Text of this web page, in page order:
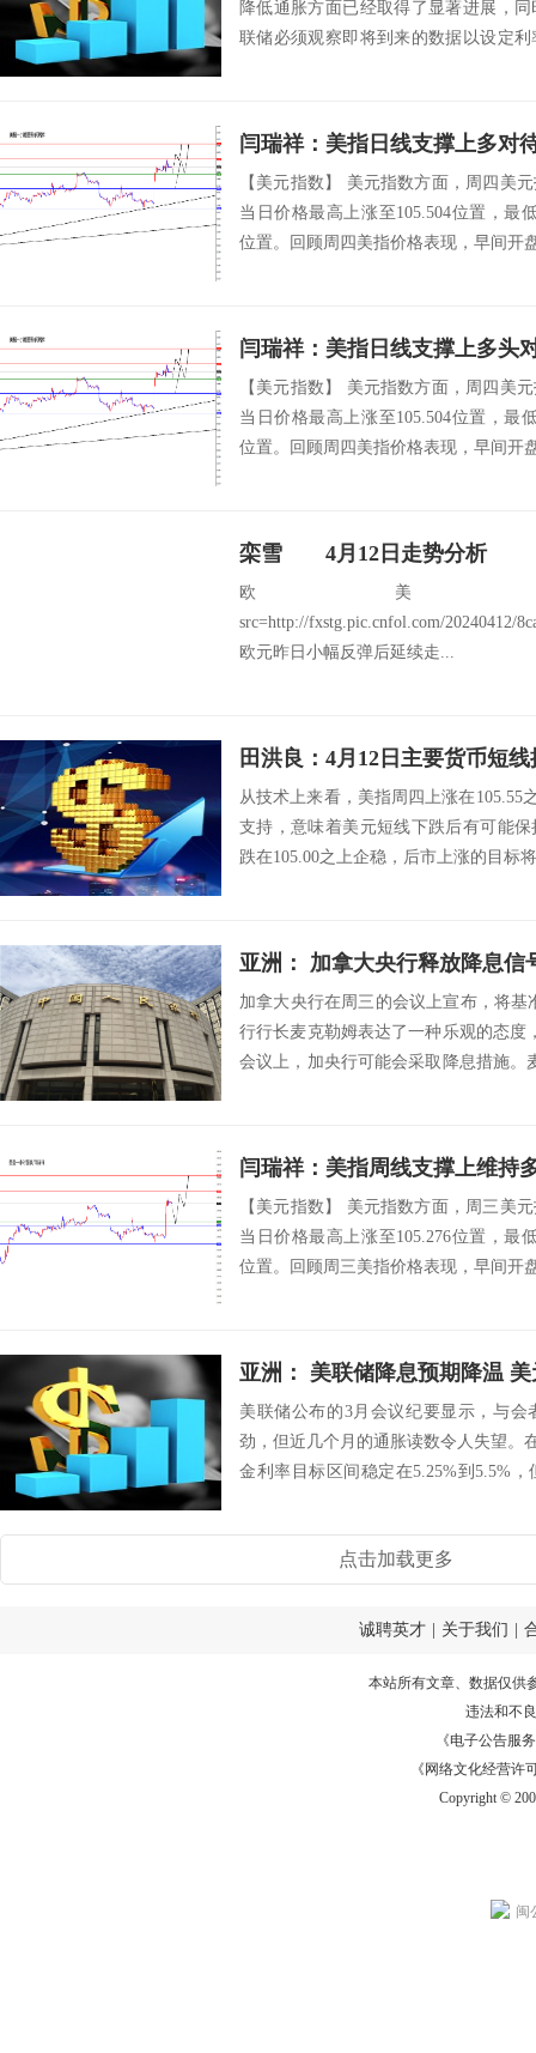
降低通胀方面已经取得了显著进展，
联储必须观察即将到来的数据以设定
【美元指数】 美元指数方面，周四美
当日价格最高上涨至105.504位置，最
位置。回顾周四美指价格表现，早间开
闫瑞祥：美指日线支撑上多头
【美元指数】 美元指数方面，周四美
当日价格最高上涨至105.504位置，最
位置。回顾周四美指价格表现，早间开
栾雪 4月12日走势分析
欧美：
src=http://fxstg.pic.cnfol.com/20240412/
欧元昨日小幅反弹后延续走...
田洪良：4月12日主要货币
从技术上来看，美指周四上涨在105.55
支持，意味着美元短线下跌后有可能
跌在105.00之上企稳，后市上涨的目标
亚洲： 加拿大央行释放降息信
加拿大央行在周三的会议上宣布，将
行行长麦克勒姆表达了一种乐观的态度
会议上，加央行可能会采取降息措施。
闫瑞祥：美指周线支撑上维持
【美元指数】 美元指数方面，周三美
当日价格最高上涨至105.276位置，最
位置。回顾周三美指价格表现，早间开
亚洲： 美联储降息预期降温
美联储公布的3月会议纪要显示，与
劲，但近几个月的通胀读数令人失望。
金利率目标区间稳定在5.25%到5.5%
点击加载更多
诚聘英才 | 关于我们 |
本站所有文章、数据仅供
违法和不
《电子公告服务
《网络文化经营许
Copyright ©
闽